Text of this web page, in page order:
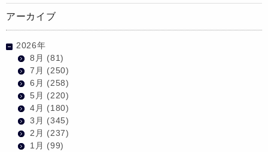
アーカイブ
2026年
8月 (81)
7月 (250)
6月 (258)
5月 (220)
4月 (180)
3月 (345)
2月 (237)
1月 (99)